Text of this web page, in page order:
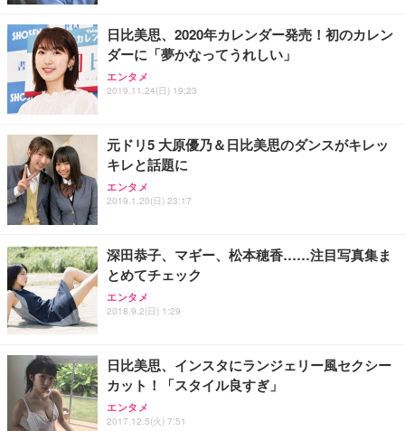
務用 おしゃれ パソコンチェア (ブラック)
Sezlife オフィスチェア デスクチェア 疲れない テレ
ワーク チェア 強化バックレスト 30度ロッキング機
能 人間工学 椅子 腰サポート 90度跳ね上げ式アーム
務用 おしゃれ パソコンチェア (ホワイト)
ANDWINT オフィスチェア デスクチェア 肘なし メ
ッシュ 通気性 ランバーサポート付き 腰サポート ガ
ス圧無段階昇降 360度回転 キャスター付き コンパク
【整備済み品】Dell E2724HS 27インチ 液晶モニタ
ー フルHD（1920×1080）VA 非光沢 HDMI/DisplayP
ort/VGA スピーカー内蔵 高さ調整 スイベル VESA対
【MiniLED/24.5inch/280Hz/FHD】GRAPHT THE S
HOOTER Gaming Monitor 24” Essential ゲーミン
グモニター QD 24.5インチ 1ms FHD 量子ドット 残
Smart Basic(スマートベーシック) 【Amazon.co.jp
限定】 Smart Basic アイリスオーヤマ ペットシーツ
超厚型 お徳用 ワイド 100枚入 (x 1) (ケース販売)
アイリスオーヤマ ペットシーツ 超厚型 お徳用 レギ
ュラー 200枚入【Amazon.co.jp限定】
日比美思、2020年カレンダー発売！初のカレン
ダーに「夢かなってうれしい」
エンタメ
2019.11.24(日) 19:23
元ドリ5 大原優乃＆日比美思のダンスがキレッ
キレと話題に
エンタメ
2019.1.20(日) 23:17
深田恭子、マギー、松本穂香……注目写真集ま
とめてチェック
エンタメ
2018.9.2(日) 1:29
日比美思、インスタにランジェリー風セクシー
カット！「スタイル良すぎ」
エンタメ
2017.12.5(火) 7:51